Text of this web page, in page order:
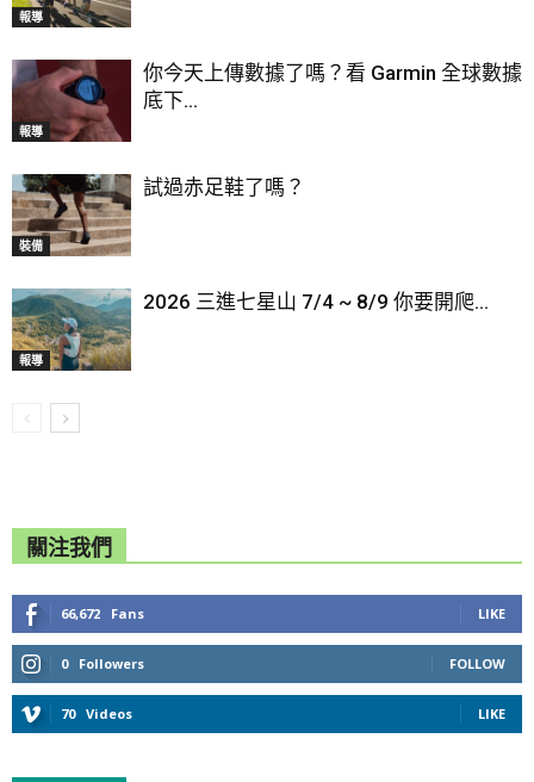
報導
報導
你今天上傳數據了嗎？看 Garmin 全球數據
底下...
裝備
試過赤足鞋了嗎？
報導
2026 三進七星山 7/4 ~ 8/9 你要開爬...
關注我們
66,672 Fans LIKE
0 Followers FOLLOW
70 Videos LIKE